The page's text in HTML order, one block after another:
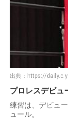
出典： https://
プロレスデビュ
練習は、デビュ
ュール。